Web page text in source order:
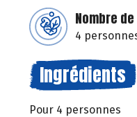
Nombre
4
Ingrédients
Pour 4 personnes